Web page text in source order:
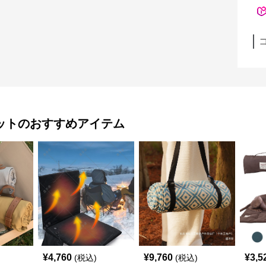
トのおすすめアイテム
¥4,760 (税込) ¥9,760 (税込) ¥